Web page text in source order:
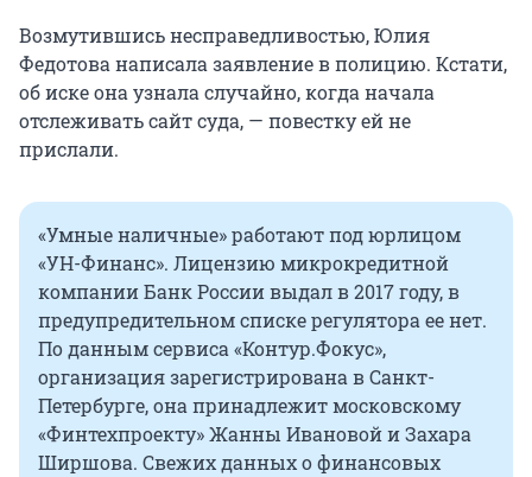
Возмутившись несправедливостью, Юлия
Федотова написала заявление в полицию. Кстати,
об иске она узнала случайно, когда начала
отслеживать сайт суда, — повестку ей не
прислали.
«Умные наличные» работают под юрлицом
«УН-Финанс». Лицензию микрокредитной
компании Банк России выдал в 2017 году, в
предупредительном списке регулятора ее нет.
По данным сервиса «Контур.Фокус»,
организация зарегистрирована в Санкт-
Петербурге, она принадлежит московскому
«Финтехпроекту» Жанны Ивановой и Захара
Ширшова. Свежих данных о финансовых